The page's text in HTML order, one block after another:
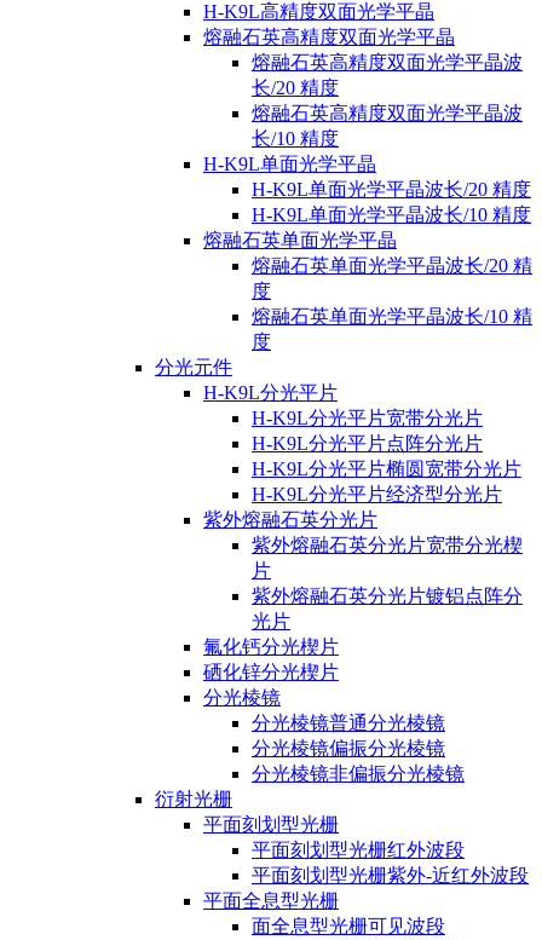
H-K9L高精度双面光学平晶
熔融石英高精度双面光学平晶
熔融石英高精度双面光学平晶波
长/20 精度
熔融石英高精度双面光学平晶波
长/10 精度
H-K9L单面光学平晶
H-K9L单面光学平晶波长/20 精度
H-K9L单面光学平晶波长/10 精度
熔融石英单面光学平晶
熔融石英单面光学平晶波长/20 精
度
熔融石英单面光学平晶波长/10 精
度
分光元件
H-K9L分光平片
H-K9L分光平片宽带分光片
H-K9L分光平片点阵分光片
H-K9L分光平片椭圆宽带分光片
H-K9L分光平片经济型分光片
紫外熔融石英分光片
紫外熔融石英分光片宽带分光楔
片
紫外熔融石英分光片镀铝点阵分
光片
氟化钙分光楔片
硒化锌分光楔片
分光棱镜
分光棱镜普通分光棱镜
分光棱镜偏振分光棱镜
分光棱镜非偏振分光棱镜
衍射光栅
平面刻划型光栅
平面刻划型光栅红外波段
平面刻划型光栅紫外-近红外波段
平面全息型光栅
面全息型光栅可见波段